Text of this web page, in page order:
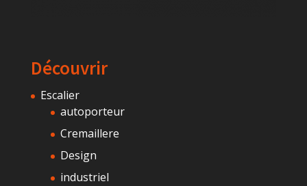
Découvrir
Escalier
autoporteur
Cremaillere
Design
industriel